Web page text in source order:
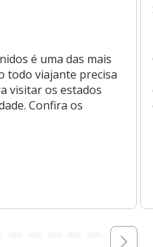
é uma das mais
todo viajante precisa
visitar os estados
Confira os